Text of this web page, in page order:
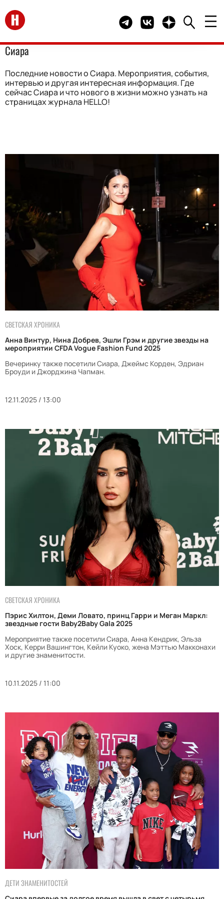
Перейти на главную Telegram канал HELLO
Группа HELLO
Канал HELLO в
Сиара
Последние новости о Сиара. Мероприятия, события,
интервью и другая интересная информация. Где
сейчас Сиара и что нового в жизни можно узнать на
страницах журнала HELLO!
СВЕТСКАЯ ХРОНИКА
Анна Винтур, Нина Добрев, Эшли Грэм и другие звезды на
мероприятии CFDA Vogue Fashion Fund 2025
Вечеринку также посетили Сиара, Джеймс Корден, Эдриан
Броуди и Джорджина Чапман.
12.11.2025 / 13:00
СВЕТСКАЯ ХРОНИКА
Пэрис Хилтон, Деми Ловато, принц Гарри и Меган Маркл:
звездные гости Baby2Baby Gala 2025
Мероприятие также посетили Сиара, Анна Кендрик, Эльза
Хоск, Керри Вашингтон, Кейли Куоко, жена Мэттью Макконахи
и другие знаменитости.
10.11.2025 / 11:00
ДЕТИ ЗНАМЕНИТОСТЕЙ